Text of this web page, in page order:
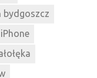
bydgoszcz